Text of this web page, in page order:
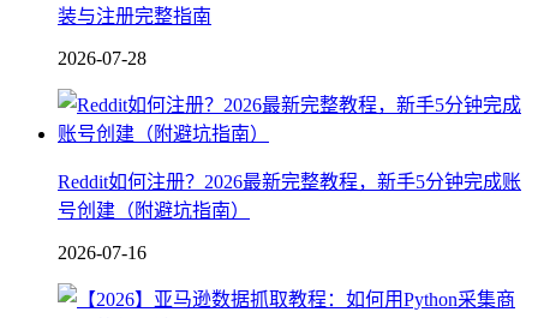
装与注册完整指南
2026-07-28
Reddit如何注册？2026最新完整教程，新手5分钟完成账
号创建（附避坑指南）
2026-07-16